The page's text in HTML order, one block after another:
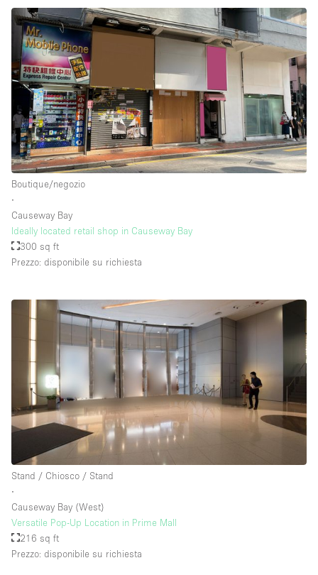
Boutique/negozio
∙
Causeway Bay
Ideally located retail shop in Causeway Bay
300 sq ft
Prezzo: disponibile su richiesta
Stand / Chiosco / Stand
∙
Causeway Bay (West)
Versatile Pop-Up Location in Prime Mall
216 sq ft
Prezzo: disponibile su richiesta